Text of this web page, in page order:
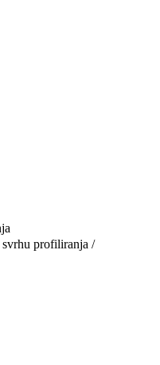
svrhu profiliranja /